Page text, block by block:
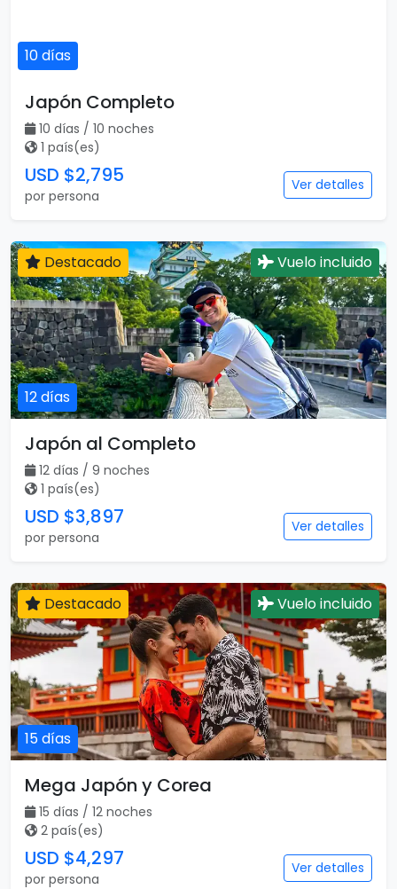
10 días
Japón Completo
10 días / 10 noches
1 país(es)
USD $2,795
por persona
Ver detalles
12 días
Destacado Vuelo incluido
Japón al Completo
12 días / 9 noches
1 país(es)
USD $3,897
por persona
Ver detalles
15 días
Destacado Vuelo incluido
Mega Japón y Corea
15 días / 12 noches
2 país(es)
USD $4,297
por persona
Ver detalles